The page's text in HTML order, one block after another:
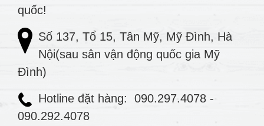
quốc!
Số 137, Tổ 15, Tân Mỹ, Mỹ Đình, Hà
Nội(sau sân vận động quốc gia Mỹ
Đình)
Hotline đặt hàng: 090.297.4078 -
090.292.4078